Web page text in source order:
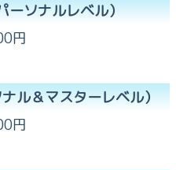
ーソナルレベル）
円
ル＆マスターレベル）
円